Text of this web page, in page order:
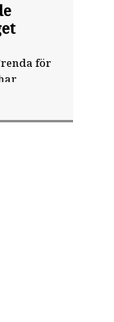
för
om